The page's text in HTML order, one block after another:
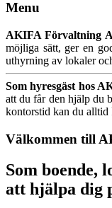
Menu
AKIFA Förvaltning
möjliga sätt, ger en
uthyrning av lokaler
Som hyresgäst hos
att du får den hjälp du
kontorstid kan du alltid
Välkommen till
Som boende,
att hjälpa dig